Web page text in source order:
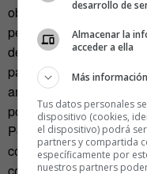
obstáculos al equipo de
personal y recortes
deshonestos dentro del
pagando sus errores y
americano enseñan que
porque expulsa a las
Pero por encima de
conseguir la bomba
desarrollo de
Almacenar la
acceder a ella
Más información
Tus datos personales
dispositivo (cookies,
el dispositivo) podrá
partners y compartida
específicamente por
nuestros partners